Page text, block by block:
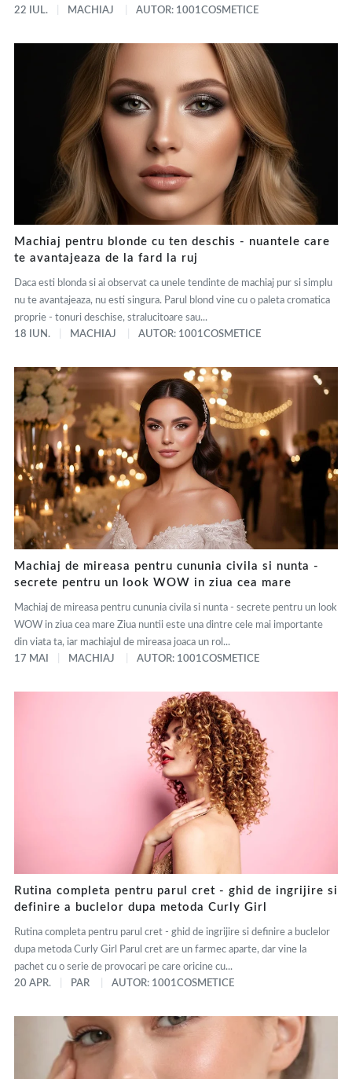
22 IUL.
MACHIAJ AUTOR: 1001COSMETICE
Machiaj pentru blonde cu ten deschis - nuantele care
te avantajeaza de la fard la ruj
Daca esti blonda si ai observat ca unele tendinte de machiaj pur si simplu
nu te avantajeaza, nu esti singura. Parul blond vine cu o paleta cromatica
proprie - tonuri deschise, stralucitoare sau...
18 IUN.
MACHIAJ AUTOR: 1001COSMETICE
Machiaj de mireasa pentru cununia civila si nunta -
secrete pentru un look WOW in ziua cea mare
Machiaj de mireasa pentru cununia civila si nunta - secrete pentru un look
WOW in ziua cea mare Ziua nuntii este una dintre cele mai importante
din viata ta, iar machiajul de mireasa joaca un rol...
17 MAI
MACHIAJ AUTOR: 1001COSMETICE
Rutina completa pentru parul cret - ghid de ingrijire si
definire a buclelor dupa metoda Curly Girl
Rutina completa pentru parul cret - ghid de ingrijire si definire a buclelor
dupa metoda Curly Girl Parul cret are un farmec aparte, dar vine la
pachet cu o serie de provocari pe care oricine cu...
20 APR.
PAR AUTOR: 1001COSMETICE